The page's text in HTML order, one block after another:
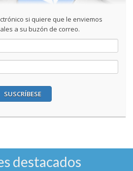
si quiere que le enviemos
a su buzón de correo.
SUSCRÍBESE
destacados